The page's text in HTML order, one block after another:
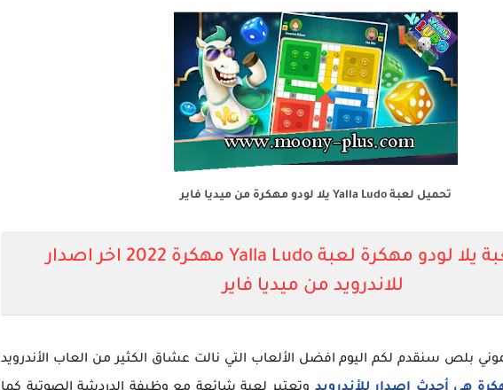
تحميل لعبة Yalla Ludo يلا لودو مهكرة من ميديا فاير
تحميل لعبة يلا لودو مهكرة لعبة Yalla Ludo مهكرة 2022 اخر اصدار
للاندرويد من ميديا فاير
بلص سنقدم لكم اليوم افضل الألعاب التي نالت عشاق الكثير من العاب الأندرويد